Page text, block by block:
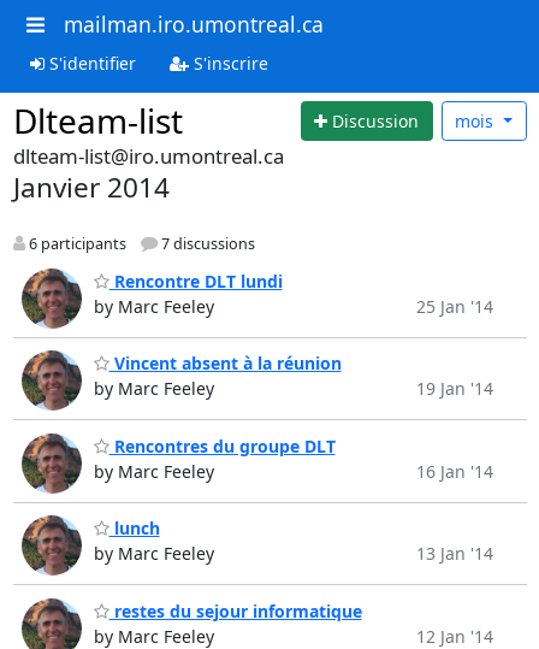
mailman.iro.umontreal.ca
S'identifier S'inscrire
Dlteam-list Discussion mois
dlteam-list@iro.umontreal.ca
Janvier 2014
6 participants 7 discussions
Rencontre DLT lundi
by Marc Feeley
25 Jan '14
Vincent absent à la réunion
by Marc Feeley
19 Jan '14
Rencontres du groupe DLT
by Marc Feeley
16 Jan '14
lunch
by Marc Feeley
13 Jan '14
restes du sejour informatique
by Marc Feeley
12 Jan '14